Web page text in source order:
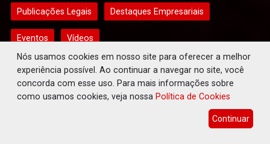
Publicações Legais Destaques Empresariais
Eventos Vídeos
Contatos
Fale Conosco
Nós usamos cookies em nosso site para oferecer a melhor
experiência possível. Ao continuar a navegar no site, você
concorda com esse uso. Para mais informações sobre
como usamos cookies, veja nossa Política de Cookies
Continuar